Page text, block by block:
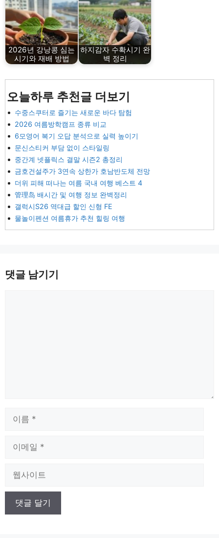
2026년 강낭콩 심는
시기와 재배 방법
하지감자 수확시기 완
벽 정리
오늘하루 추천글 더보기
수중스쿠터로 즐기는 새로운 바다 탐험
2026 여름방학캠프 종류 비교
6모영어 복기 오답 분석으로 실력 높이기
문신스티커 부담 없이 스타일링
중간계 넷플릭스 결말 시즌2 총정리
금호건설주가 3연속 상한가 호남반도체 전망
더위 피해 떠나는 여름 국내 여행 베스트 4
管理岛 배시간 및 여행 정보 완벽정리
갤럭시S26 역대급 할인 신형 FE
물놀이펜션 여름휴가 추천 힐링 여행
댓글 남기기